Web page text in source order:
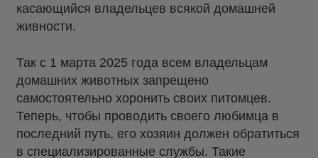
касающийся владельцев всякой домашней
живности.
Так с 1 марта 2025 года всем владельцам
домашних животных запрещено
самостоятельно хоронить своих питомцев.
Теперь, чтобы проводить своего любимца в
последний путь, его хозяин должен обратиться
в специализированные службы. Такие